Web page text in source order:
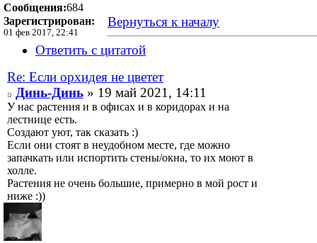
Сообщения:684
Зарегистрирован:
01 фев 2017, 22:41
Вернуться к началу
Ответить с цитатой
Re: Если орхидея не цветет
Динь-Динь» 19 май 2021, 14:11
У нас растения и в офисах и в коридорах и на
лестнице есть.
Создают уют, так сказать :)
Если они стоят в неудобном месте, где можно
запачкать или испортить стены/окна, то их моют в
холле.
Растения не очень большие, примерно в мой рост и
ниже :))